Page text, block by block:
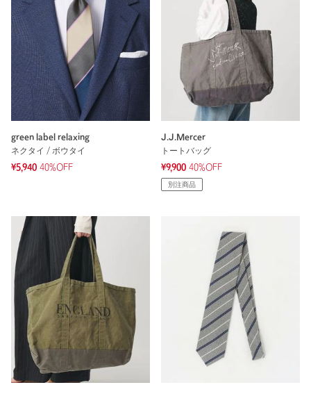
green label relaxing
ネクタイ / ボウタイ
¥5,940 40%OFF
J.J.Mercer
トートバッグ
¥9,900 40%OFF
別注商品